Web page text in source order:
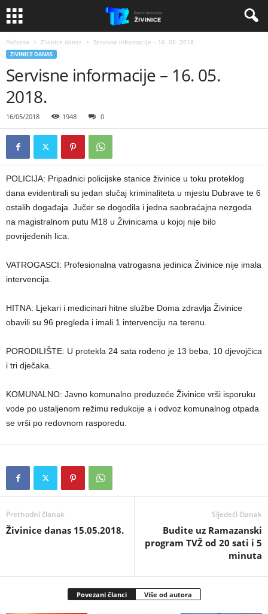
Početna Zivinice danas Servisne informacije – 16. 05. 2018.
ZIVINICE DANAS
Servisne informacije – 16. 05.
2018.
16/05/2018 1948 0
POLICIJA: Pripadnici policijske stanice živinice u toku proteklog
dana evidentirali su jedan slučaj kriminaliteta u mjestu Dubrave te 6
ostalih događaja. Jučer se dogodila i jedna saobraćajna nezgoda
na magistralnom putu M18 u Živinicama u kojoj nije bilo
povrijeđenih lica.
VATROGASCI: Profesionalna vatrogasna jedinica Živinice nije imala
intervencija.
HITNA: Ljekari i medicinari hitne službe Doma zdravlja Živinice
obavili su 96 pregleda i imali 1 intervenciju na terenu.
PORODILIŠTE: U protekla 24 sata rođeno je 13 beba, 10 djevojčica
i tri dječaka.
KOMUNALNO: Javno komunalno preduzeće Živinice vrši isporuku
vode po ustaljenom režimu redukcije a i odvoz komunalnog otpada
se vrši po redovnom rasporedu.
Prethodni članak
Živinice danas 15.05.2018.
Sljedeći članak
Budite uz Ramazanski
program TVŽ od 20 sati i 5
minuta
Povezani članci Više od autora